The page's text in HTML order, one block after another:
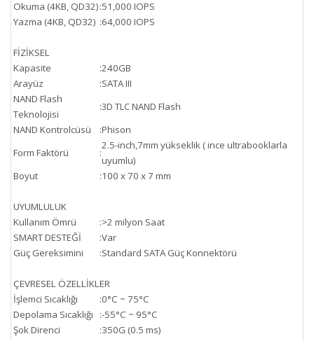
Okuma (4KB, QD32):51,000 IOPS
Yazma (4KB, QD32) :64,000 IOPS
FİZİKSEL
Kapasite
:240GB
Arayüz
:SATA III
NAND Flash
Teknolojisi
:3D TLC NAND Flash
NAND Kontrolcüsü
:Phison
Form Faktörü
:
2.5-inch, 7mm yükseklik ( ince ultrabooklarla
uyumlu)
Boyut
:100 x 70 x 7 mm
UYUMLULUK
Kullanım Ömrü
:>2 milyon Saat
SMART DESTEĞİ
:Var
Güç Gereksimini
:Standard SATA Güç Konnektörü
ÇEVRESEL ÖZELLİKLER
İşlemci Sıcaklığı
:0°C ~ 75°C
Depolama Sıcaklığı
:-55°C ~ 95°C
Şok Direnci
:350G (0.5 ms)